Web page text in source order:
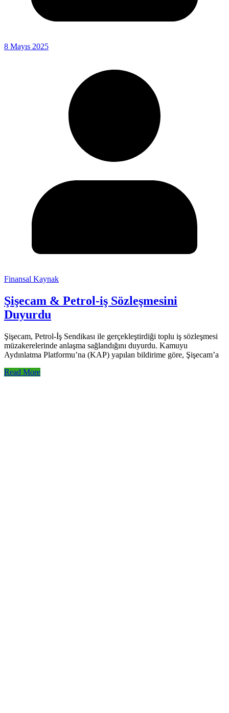
8 Mayıs 2025
Finansal Kaynak
Şişecam & Petrol-iş Sözleşmesini
Duyurdu
Şişecam, Petrol-İş Sendikası ile gerçekleştirdiği toplu iş sözleşmesi
müzakerelerinde anlaşma sağlandığını duyurdu. Kamuyu
Aydınlatma Platformu’na (KAP) yapılan bildirime göre, Şişecam’a
Read More